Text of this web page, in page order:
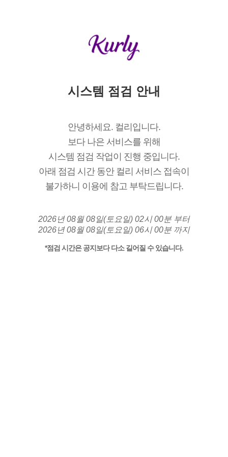
시스템 점검 안내
안녕하세요. 컬리입니다.
보다 나은 서비스를 위해
시스템 점검 작업이 진행 중입니다.
아래 점검 시간 동안 컬리 서비스 접속이
불가하니 이용에 참고 부탁드립니다.
2026년 08월 08일(토요일) 02시 00분 부터
2026년 08월 08일(토요일) 06시 00분 까지
*점검 시간은 공지보다 다소 길어질 수 있습니다.